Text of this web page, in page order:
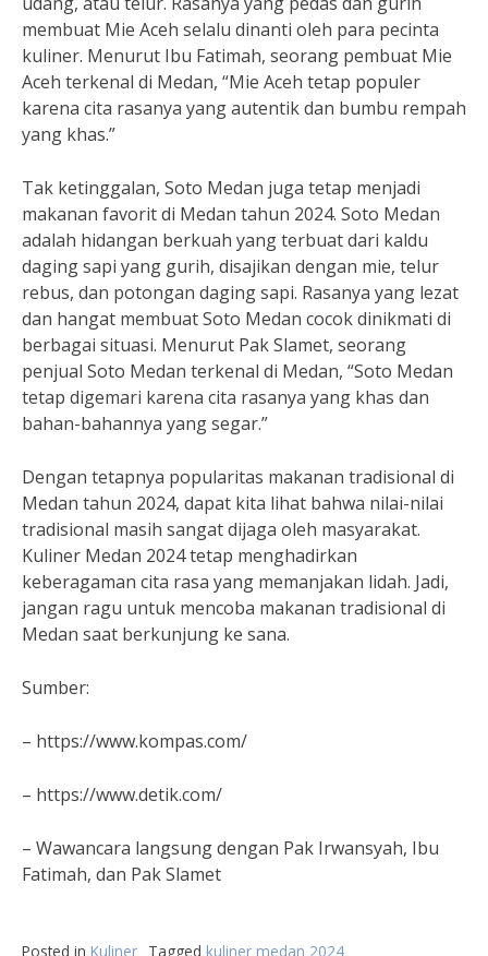
membuat Mie Aceh selalu dinanti oleh para pecinta
kuliner. Menurut Ibu Fatimah, seorang pembuat Mie
Aceh terkenal di Medan, “Mie Aceh tetap populer
karena cita rasanya yang autentik dan bumbu rempah
yang khas.”
Tak ketinggalan, Soto Medan juga tetap menjadi
makanan favorit di Medan tahun 2024. Soto Medan
adalah hidangan berkuah yang terbuat dari kaldu
daging sapi yang gurih, disajikan dengan mie, telur
rebus, dan potongan daging sapi. Rasanya yang lezat
dan hangat membuat Soto Medan cocok dinikmati di
berbagai situasi. Menurut Pak Slamet, seorang
penjual Soto Medan terkenal di Medan, “Soto Medan
tetap digemari karena cita rasanya yang khas dan
bahan-bahannya yang segar.”
Dengan tetapnya popularitas makanan tradisional di
Medan tahun 2024, dapat kita lihat bahwa nilai-nilai
tradisional masih sangat dijaga oleh masyarakat.
Kuliner Medan 2024 tetap menghadirkan
keberagaman cita rasa yang memanjakan lidah. Jadi,
jangan ragu untuk mencoba makanan tradisional di
Medan saat berkunjung ke sana.
Sumber:
– https://www.kompas.com/
– https://www.detik.com/
– Wawancara langsung dengan Pak Irwansyah, Ibu
Fatimah, dan Pak Slamet
Posted in Kuliner Tagged kuliner medan 2024